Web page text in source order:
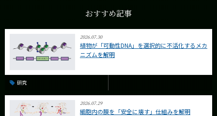
おすすめ記事
2026.07.30
植物が「可動性DNA」を選択的に不活化するメカ
ニズムを解明
研究
2026.07.29
細胞内の膜を「安全に壊す」仕組みを解明